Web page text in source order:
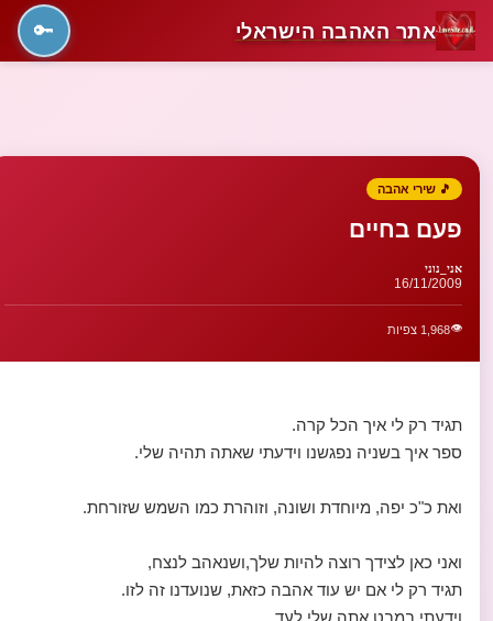
אתר האהבה הישראלי 🔑
🎵 שירי אהבה
פעם בחיים
אני_נוני
16/11/2009
👁️1,968 צפיות
תגיד רק לי איך הכל קרה.
ספר איך בשניה נפגשנו וידעתי שאתה תהיה שלי.
ואת כ"כ יפה, מיוחדת ושונה, וזוהרת כמו השמש שזורחת.
ואני כאן לצידך רוצה להיות שלך,ושנאהב לנצח,
תגיד רק לי אם יש עוד אהבה כזאת, שנועדנו זה לזו.
וידעתי במבט אתה שלי לעד.